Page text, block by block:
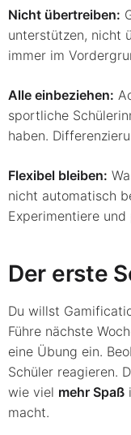
Nicht übertreiben:
unterstützen, nicht
immer im
Alle einbeziehen:
sportliche
haben.
Flexibel bleiben:
nicht automatisch
Experimentiere und
Der erste
Du willst
Führe nächste
eine Übung ein.
Schüler reagieren.
wie viel mehr Spaß
macht.